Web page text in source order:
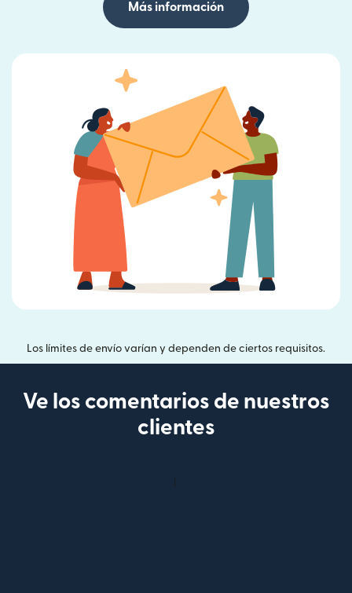
Más información
Los límites de envío varían y dependen de ciertos requisitos.
Ve los comentarios de nuestros
clientes